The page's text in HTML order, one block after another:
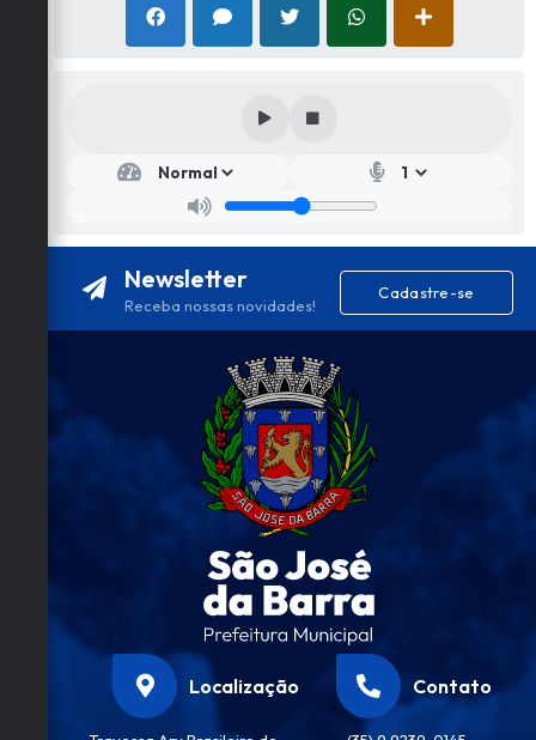
Newsletter
Receba nossas novidades!
Cadastre-se
Localização Contato